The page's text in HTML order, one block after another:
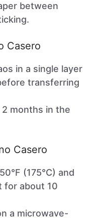
between
Casero
in a single layer
transferring
months in the
Casero
(175°C) and
for about 10
a microwave-